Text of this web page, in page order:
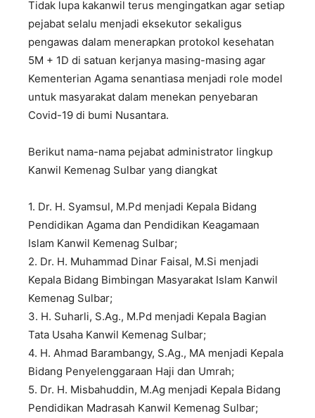
Tidak lupa kakanwil terus mengingatkan agar setiap
pejabat selalu menjadi eksekutor sekaligus
pengawas dalam menerapkan protokol kesehatan
5M + 1D di satuan kerjanya masing-masing agar
Kementerian Agama senantiasa menjadi role model
untuk masyarakat dalam menekan penyebaran
Covid-19 di bumi Nusantara.
Berikut nama-nama pejabat administrator lingkup
Kanwil Kemenag Sulbar yang diangkat
1. Dr. H. Syamsul, M.Pd menjadi Kepala Bidang
Pendidikan Agama dan Pendidikan Keagamaan
Islam Kanwil Kemenag Sulbar;
2. Dr. H. Muhammad Dinar Faisal, M.Si menjadi
Kepala Bidang Bimbingan Masyarakat Islam Kanwil
Kemenag Sulbar;
3. H. Suharli, S.Ag., M.Pd menjadi Kepala Bagian
Tata Usaha Kanwil Kemenag Sulbar;
4. H. Ahmad Barambangy, S.Ag., MA menjadi Kepala
Bidang Penyelenggaraan Haji dan Umrah;
5. Dr. H. Misbahuddin, M.Ag menjadi Kepala Bidang
Pendidikan Madrasah Kanwil Kemenag Sulbar;